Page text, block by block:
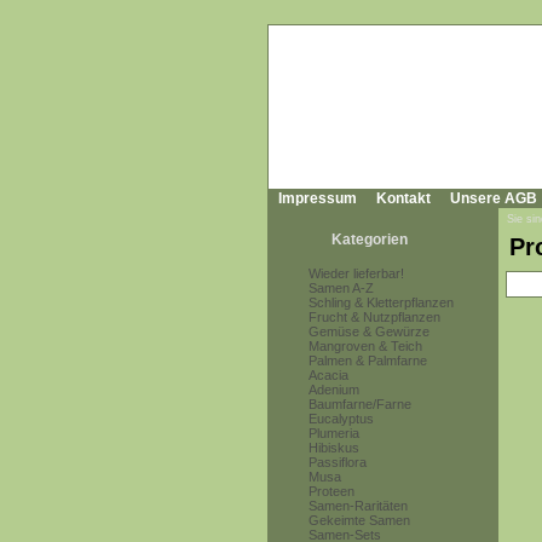
Impressum Kontakt Unsere AGB
Kategorien
Wieder lieferbar!
Samen A-Z
Schling & Kletterpflanzen
Frucht & Nutzpflanzen
Gemüse & Gewürze
Mangroven & Teich
Palmen & Palmfarne
Acacia
Adenium
Baumfarne/Farne
Eucalyptus
Plumeria
Hibiskus
Passiflora
Musa
Proteen
Samen-Raritäten
Gekeimte Samen
Samen-Sets
Sie